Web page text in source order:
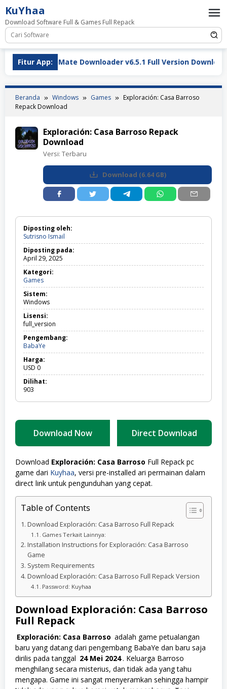
Loncat
ke
konten
KuYhaa
Download Software Full & Games Full Repack
Fitur App:
TubeMate Downloader v6.5.1 Full Version Download
Beranda Windows Games
Exploración: Casa Barroso
Repack Download
Exploración: Casa Barroso Repack
Download
Versi: Terbaru
Download (6.64 GB)
Diposting oleh:
Sutrisno Ismail
Diposting pada:
April 29, 2025
Kategori:
GamesGames
Sistem:
Windows
Lisensi:
full_version
Pengembang:
BabaYe
Harga:
USD 0
Dilihat:
903
Download Now Direct Download
Download Exploración: Casa Barroso Full Repack pc
game dari Kuyhaa, versi pre-installed ari permainan dalam
direct link untuk pengunduhan yang cepat.
Table of Contents
Download Exploración: Casa Barroso Full Repack
Games Terkait Lainnya:
Installation Instructions for Exploración: Casa Barroso
Game
System Requirements
Download Exploración: Casa Barroso Full Repack Version
Password: Kuyhaa
Download Exploración: Casa Barroso
Full Repack
Exploración: Casa Barroso adalah game petualangan
baru yang datang dari pengembang BabaYe dan baru saja
dirilis pada tanggal 24 Mei 2024 . Keluarga Barroso
menghilang secara misterius, dan tidak ada yang tahu
mengapa. Game ini sangat menyeramkan sehingga hampir